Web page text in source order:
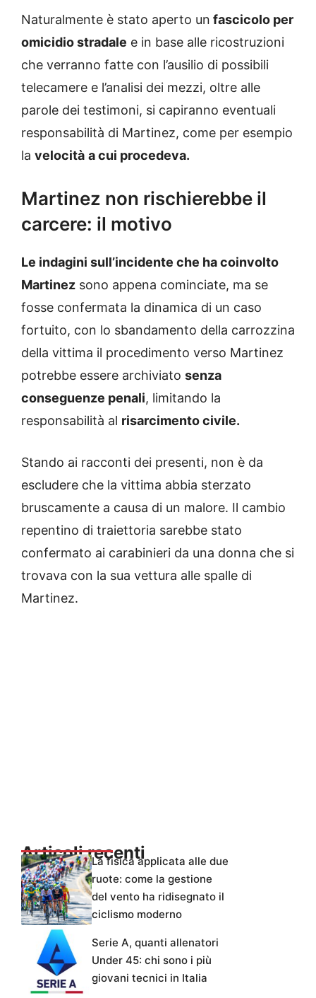
Naturalmente è stato aperto un fascicolo per
omicidio stradale e in base alle ricostruzioni
che verranno fatte con l’ausilio di possibili
telecamere e l’analisi dei mezzi, oltre alle
parole dei testimoni, si capiranno eventuali
responsabilità di Martinez, come per esempio
la velocità a cui procedeva.
Martinez non rischierebbe il
carcere: il motivo
Le indagini sull’incidente che ha coinvolto
Martinez sono appena cominciate, ma se
fosse confermata la dinamica di un caso
fortuito, con lo sbandamento della carrozzina
della vittima il procedimento verso Martinez
potrebbe essere archiviato senza
conseguenze penali, limitando la
responsabilità al risarcimento civile.
Stando ai racconti dei presenti, non è da
escludere che la vittima abbia sterzato
bruscamente a causa di un malore. Il cambio
repentino di traiettoria sarebbe stato
confermato ai carabinieri da una donna che si
trovava con la sua vettura alle spalle di
Martinez.
Articoli recentiLa fisica applicata alle due
ruote: come la gestione
del vento ha ridisegnato il
ciclismo moderno
Serie A, quanti allenatori
Under 45: chi sono i più
giovani tecnici in Italia